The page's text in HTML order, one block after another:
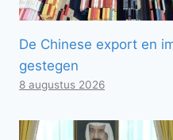
De Chinese export en
gestegen
8 augustus 2026